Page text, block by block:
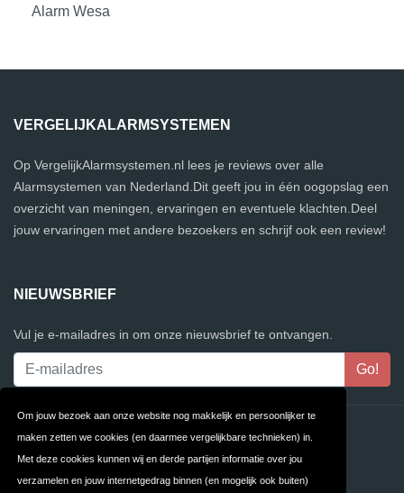
Om jouw bezoek aan onze website nog makkelijk en persoonlijker te
maken zetten we cookies (en daarmee vergelijkbare technieken) in.
Met deze cookies kunnen wij en derde partijen informatie over jou
verzamelen en jouw internetgedrag binnen (en mogelijk ook buiten)
Alarm Wesa
VERGELIJKALARMSYSTEMEN
Op VergelijkAlarmsystemen.nl lees je reviews over alle
Alarmsystemen van Nederland.Dit geeft jou in één oogopslag een
overzicht van meningen, ervaringen en eventuele klachten.Deel
jouw ervaringen met andere bezoekers en schrijf ook een review!
NIEUWSBRIEF
Vul je e-mailadres in om onze nieuwsbrief te ontvangen.
Contact Privacy
Algemene FAQ